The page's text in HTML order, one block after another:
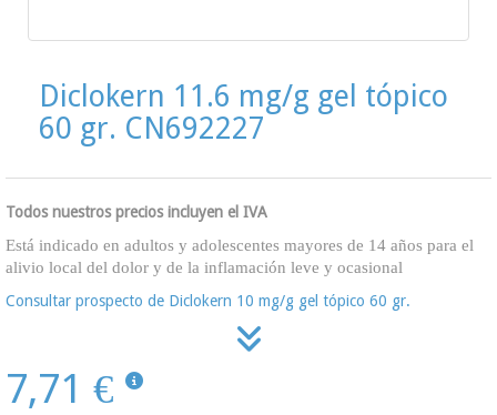
Diclokern 11.6 mg/g gel tópico
60 gr. CN692227
Todos nuestros precios incluyen el IVA
Está indicado en adultos y adolescentes mayores de 14 años para el
alivio local del dolor y de la inflamación leve y ocasional
Consultar prospecto de Diclokern 10 mg/g gel tópico 60 gr.
7,71 €